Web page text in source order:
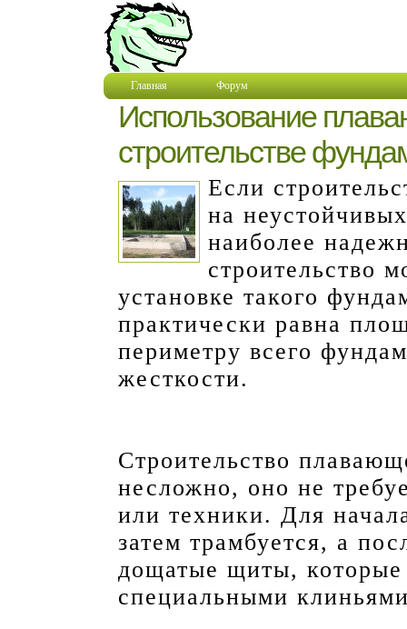
Главная Форум
Использование
строительстве
Если
на
наиболее
строительство
установке такого
практически равна
периметру всего
жесткости.
Строительство
несложно, оно не
или техники. Для
затем трамбуется, а
дощатые щиты, которые
специальными